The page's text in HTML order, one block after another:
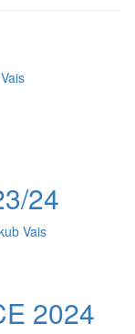
24
Vais
2024